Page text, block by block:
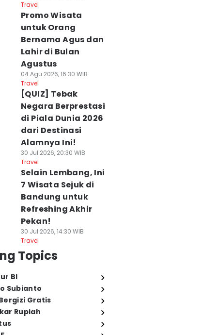
Travel
Promo Wisata
untuk Orang
Bernama Agus dan
Lahir di Bulan
Agustus
04 Agu 2026, 16:30 WIB
Travel
[QUIZ] Tebak
Negara Berprestasi
di Piala Dunia 2026
dari Destinasi
Alamnya Ini!
30 Jul 2026, 20:30 WIB
Travel
Selain Lembang, Ini
7 Wisata Sejuk di
Bandung untuk
Refreshing Akhir
Pekan!
30 Jul 2026, 14:30 WIB
Travel
Topics
BI
Subianto
Gratis
Rupiah